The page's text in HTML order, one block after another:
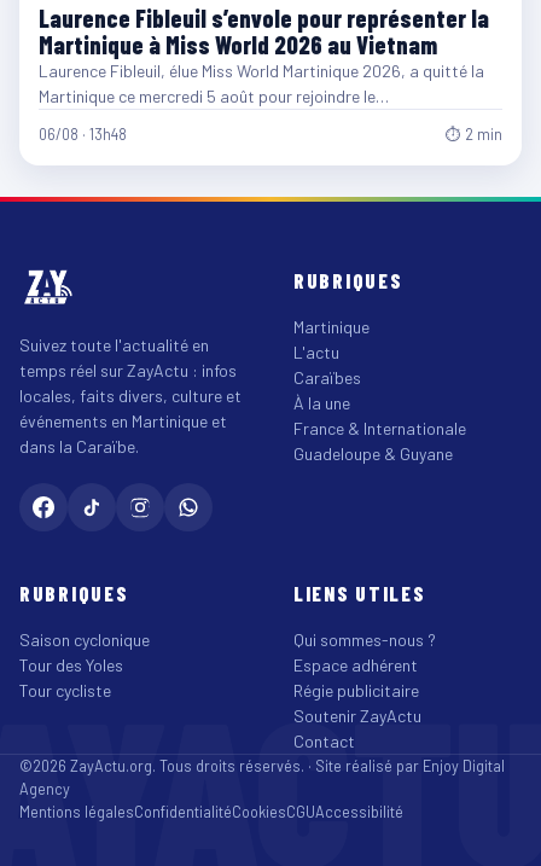
Laurence Fibleuil s’envole pour représenter la
Martinique à Miss World 2026 au Vietnam
Laurence Fibleuil, élue Miss World Martinique 2026, a quitté la
Martinique ce mercredi 5 août pour rejoindre le…
06/08 · 13h48 ⏱ 2 min
Suivez toute l'actualité en
temps réel sur ZayActu : infos
locales, faits divers, culture et
événements en Martinique et
dans la Caraïbe.
RUBRIQUES
Martinique
L'actu
Caraïbes
À la une
France & Internationale
Guadeloupe & Guyane
RUBRIQUES
Saison cyclonique
Tour des Yoles
Tour cycliste
LIENS UTILES
Qui sommes-nous ?
Espace adhérent
Régie publicitaire
Soutenir ZayActu
Contact
©2026 ZayActu.org. Tous droits réservés. · Site réalisé par Enjoy Digital
Agency
Mentions légalesConfidentialitéCookiesCGUAccessibilité